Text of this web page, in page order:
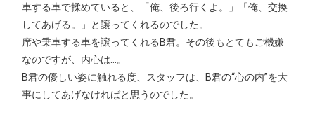
車する車で揉めていると、「俺、後ろ行くよ。」「俺、交換
してあげる。」と譲ってくれるのでした。
席や乗車する車を譲ってくれるB君。その後もとてもご機嫌
なのですが、内心は…。
B君の優しい姿に触れる度、スタッフは、B君の“心の内”を大
事にしてあげなければと思うのでした。